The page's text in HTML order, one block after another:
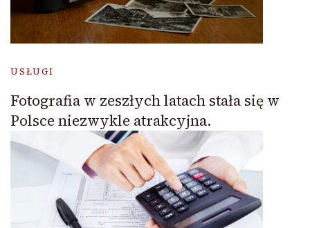
USŁUGI
Fotografia w zeszłych latach stała się w
Polsce niezwykle atrakcyjna.